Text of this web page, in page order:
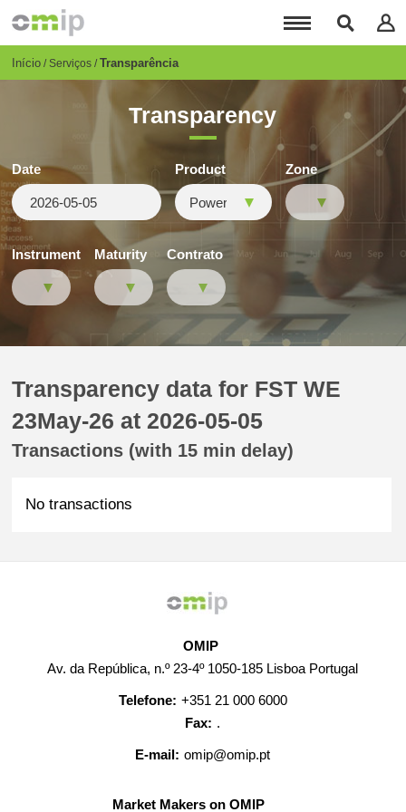
para
conteúdo
Breadcrumb
Início Serviços Transparência
Transparency
Date Product Zone
Instrument Maturity Contrato
Transparency data for FST WE
23May-26 at 2026-05-05
Transactions (with 15 min delay)
No transactions
OMIP
Av. da República, n.º 23-4º 1050-185 Lisboa Portugal
Telefone: +351 21 000 6000
Fax: .
E-mail: omip@omip.pt
Market Makers on OMIP